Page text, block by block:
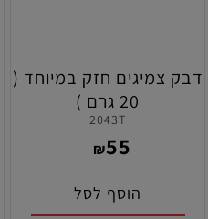
דבק צמיגים חזק במיוחד (
20 גרם )
2043T
₪55
הוסף לסל